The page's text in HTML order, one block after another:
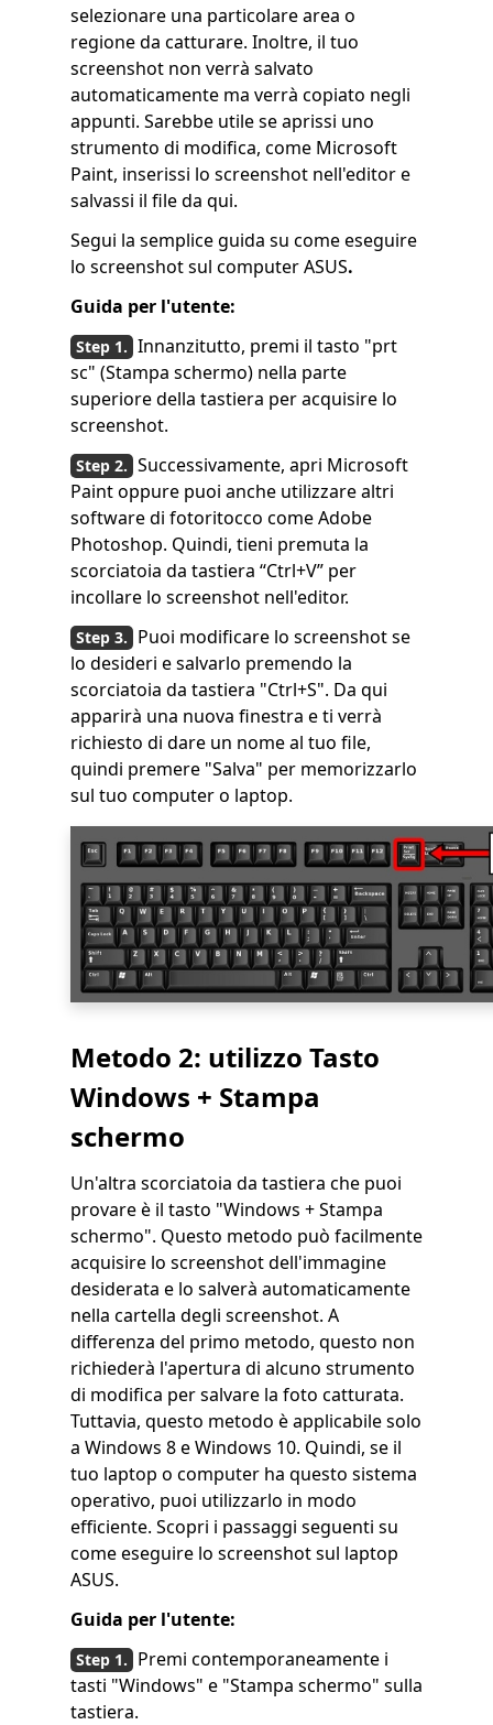
selezionare una particolare area o
regione da catturare. Inoltre, il tuo
screenshot non verrà salvato
automaticamente ma verrà copiato negli
appunti. Sarebbe utile se aprissi uno
strumento di modifica, come Microsoft
Paint, inserissi lo screenshot nell'editor e
salvassi il file da qui.
Segui la semplice guida su come eseguire
lo screenshot sul computer ASUS.
Guida per l'utente:
Innanzitutto, premi il tasto "prt
sc" (Stampa schermo) nella parte
superiore della tastiera per acquisire lo
screenshot.
Successivamente, apri Microsoft
Paint oppure puoi anche utilizzare altri
software di fotoritocco come Adobe
Photoshop. Quindi, tieni premuta la
scorciatoia da tastiera “Ctrl+V” per
incollare lo screenshot nell'editor.
Puoi modificare lo screenshot se
lo desideri e salvarlo premendo la
scorciatoia da tastiera "Ctrl+S". Da qui
apparirà una nuova finestra e ti verrà
richiesto di dare un nome al tuo file,
quindi premere "Salva" per memorizzarlo
sul tuo computer o laptop.
Metodo 2: utilizzo Tasto
Windows + Stampa
schermo
Un'altra scorciatoia da tastiera che puoi
provare è il tasto "Windows + Stampa
schermo". Questo metodo può facilmente
acquisire lo screenshot dell'immagine
desiderata e lo salverà automaticamente
nella cartella degli screenshot. A
differenza del primo metodo, questo non
richiederà l'apertura di alcuno strumento
di modifica per salvare la foto catturata.
Tuttavia, questo metodo è applicabile solo
a Windows 8 e Windows 10. Quindi, se il
tuo laptop o computer ha questo sistema
operativo, puoi utilizzarlo in modo
efficiente. Scopri i passaggi seguenti su
come eseguire lo screenshot sul laptop
ASUS.
Guida per l'utente:
Premi contemporaneamente i
tasti "Windows" e "Stampa schermo" sulla
tastiera.